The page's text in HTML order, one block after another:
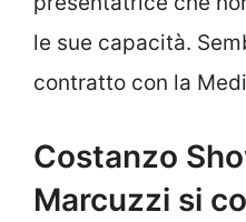
le sue capacità.
contratto con la
Costanzo
Marcuzzi si